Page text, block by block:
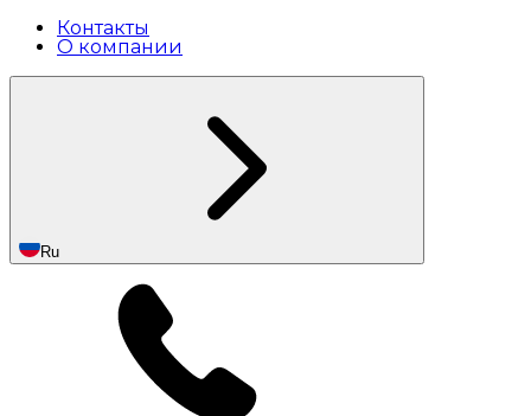
Контакты
О компании
Ru